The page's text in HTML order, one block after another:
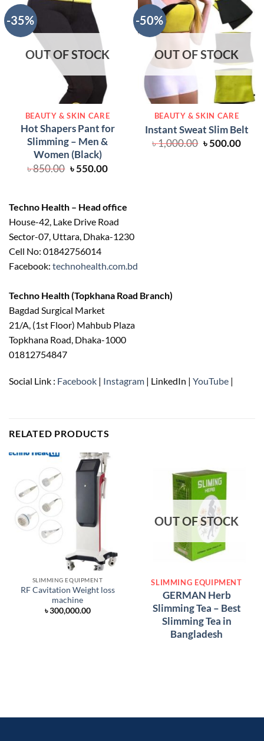
-35%
OUT OF STOCK
BEAUTY & SKIN CARE
Hot Shapers Pant for
Slimming – Men &
Women (Black)
৳850.00 Original
৳550.00Current
-50%
OUT OF STOCK
BEAUTY & SKIN CARE
Instant Sweat Slim Belt
৳1,000.00 Original
৳500.00
Techno Health – Head office
House-42, Lake Drive Road
Sector-07, Uttara, Dhaka-1230
Cell No: 01842756014
Facebook: technohealth.com.bd
Techno Health (Topkhana Road Branch)
Bagdad Surgical Market
21/A, (1st Floor) Mahbub Plaza
Topkhana Road, Dhaka-1000
01812754847
Social Link : Facebook | Instagram | LinkedIn | YouTube |
RELATED PRODUCTS
SLIMMING EQUIPMENT
RF Cavitation Weight loss
machine
৳300,000.00
OUT OF STOCK
SLIMMING EQUIPMENT
GERMAN Herb
Slimming Tea – Best
Slimming Tea in
Bangladesh